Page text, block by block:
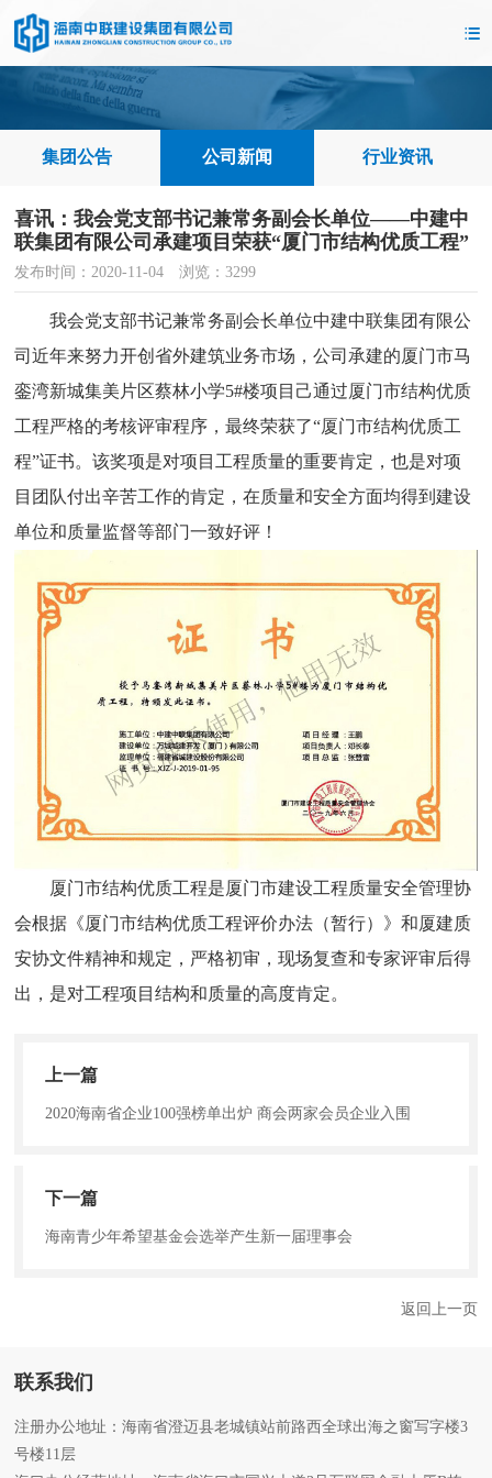
集团公告 公司新闻 行业资讯
喜讯：我会党支部书记兼常务副会长单位——中建中
联集团有限公司承建项目荣获“厦门市结构优质工程”
发布时间：2020-11-04 浏览：3299
我会党支部书记兼常务副会长单位中建中联集团有限公
司近年来努力开创省外建筑业务市场，公司承建的厦门市马
銮湾新城集美片区蔡林小学5#楼项目己通过厦门市结构优质
工程严格的考核评审程序，最终荣获了“厦门市结构优质工
程”证书。该奖项是对项目工程质量的重要肯定，也是对项
目团队付出辛苦工作的肯定，在质量和安全方面均得到建设
单位和质量监督等部门一致好评！
厦门市结构优质工程是厦门市建设工程质量安全管理协
会根据《厦门市结构优质工程评价办法（暂行）》和厦建质
安协文件精神和规定，严格初审，现场复查和专家评审后得
出，是对工程项目结构和质量的高度肯定。
上一篇
2020海南省企业100强榜单出炉 商会两家会员企业入围
下一篇
海南青少年希望基金会选举产生新一届理事会
返回上一页
联系我们
注册办公地址：海南省澄迈县老城镇站前路西全球出海之窗写字楼3
号楼11层